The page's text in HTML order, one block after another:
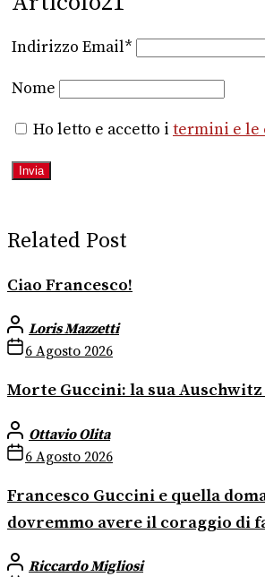
Indirizzo Email*
Nome
Ho letto e accetto i termini e le
Related Post
Ciao Francesco!
Loris Mazzetti
6 Agosto 2026
Morte Guccini: la sua Auschwitz
Ottavio Olita
6 Agosto 2026
Francesco Guccini e quella
dovremmo avere il coraggio di
Riccardo Migliosi